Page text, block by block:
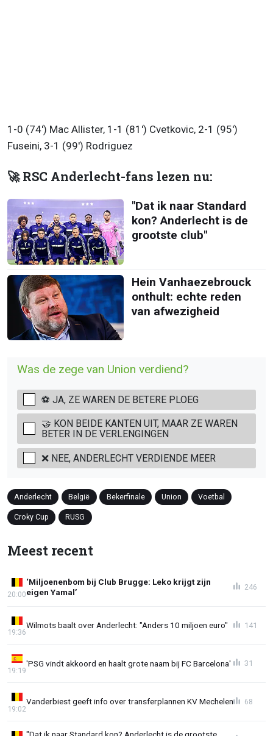
1-0 (74') Mac Allister, 1-1 (81') Cvetkovic, 2-1 (95')
Fuseini, 3-1 (99') Rodriguez
🚀 RSC Anderlecht-fans lezen nu:
"Dat ik naar Standard
kon? Anderlecht is de
grootste club"
Hein Vanhaezebrouck
onthult: echte reden
van afwezigheid
Was de zege van Union verdiend?
⚽ JA, ZE WAREN DE BETERE PLOEG
🤝 KON BEIDE KANTEN UIT, MAAR ZE WAREN
BETER IN DE VERLENGINGEN
❌ NEE, ANDERLECHT VERDIENDE MEER
Anderlecht België Bekerfinale Union Voetbal
Croky Cup RUSG
Meest recent
‘Miljoenenbom bij Club Brugge: Leko krijgt zijn
eigen Yamal’
20:00
246
Wilmots baalt over Anderlecht: "Anders 10 miljoen euro"
19:36
141
'PSG vindt akkoord en haalt grote naam bij FC Barcelona'
19:19
31
Vanderbiest geeft info over transferplannen KV Mechelen
19:02
68